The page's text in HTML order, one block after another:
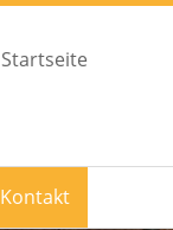
Startseite
Kontakt